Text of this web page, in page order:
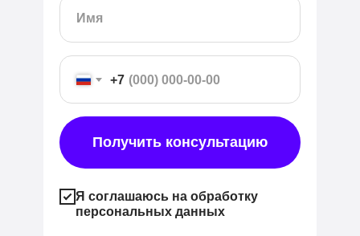
+7
Получить консультацию
Я соглашаюсь на обработку
персональных данных